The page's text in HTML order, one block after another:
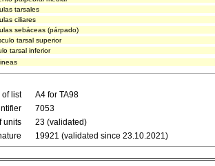
tarsales
ciliares
sebáceas (párpado)
tarsal superior
tarsal inferior
of list
A4 for TA98
7053
units
23 (validated)
19921 (validated since 23.10.2021)